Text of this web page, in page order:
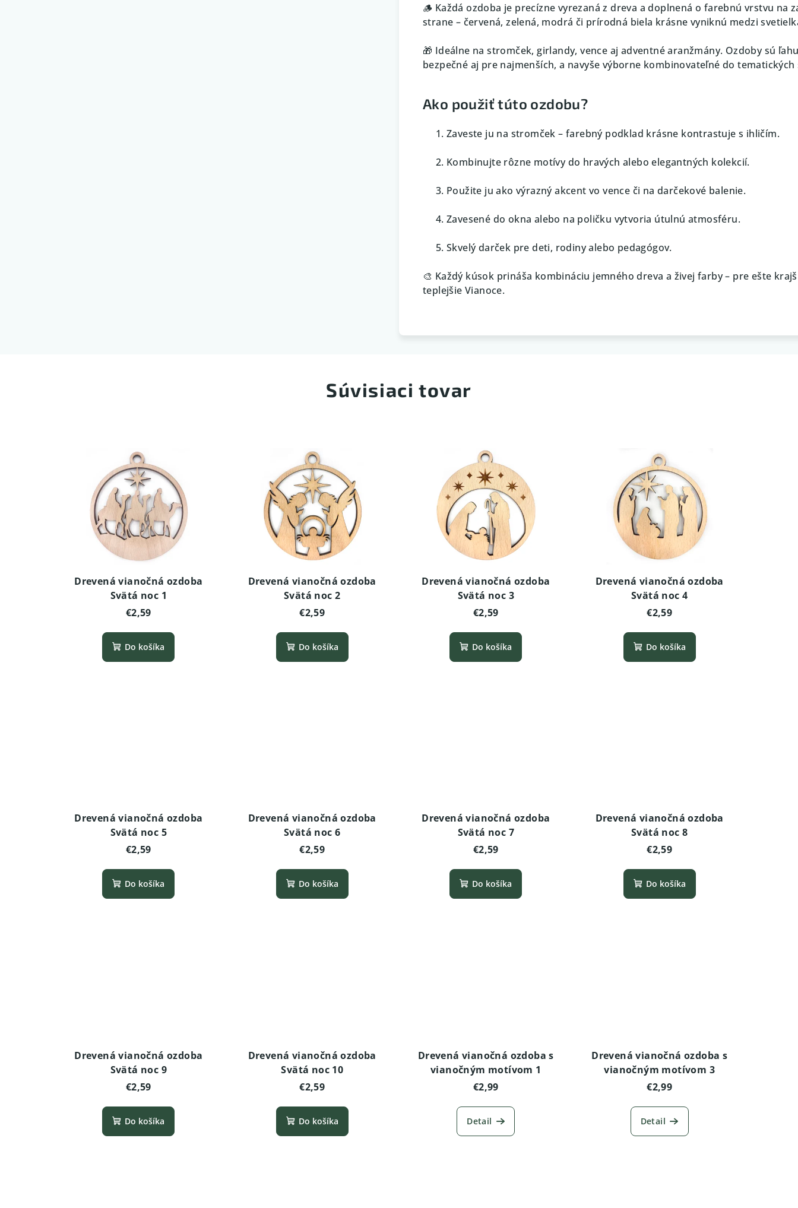
🪵 Každá ozdoba je precízne vyrezaná z dreva a doplnená o farebnú vrstvu na
strane – červená, zelená, modrá či prírodná biela krásne vyniknú medzi
🎁 Ideálne na stromček, girlandy, vence aj adventné aranžmány. Ozdoby sú
bezpečné aj pre najmenších, a navyše výborne kombinovateľné do tematických
Ako použiť túto ozdobu?
Zaveste ju na stromček – farebný podklad krásne kontrastuje s ihličím.
Kombinujte rôzne motívy do hravých alebo elegantných kolekcií.
Použite ju ako výrazný akcent vo vence či na darčekové balenie.
Zavesené do okna alebo na poličku vytvoria útulnú atmosféru.
Skvelý darček pre deti, rodiny alebo pedagógov.
🎨 Každý kúsok prináša kombináciu jemného dreva a živej farby – pre ešte
teplejšie Vianoce.
Súvisiaci tovar
Drevená vianočná ozdoba
Svätá noc 1
€2,59
Do košíka
Drevená vianočná ozdoba
Svätá noc 2
€2,59
Do košíka
Drevená vianočná ozdoba
Svätá noc 3
€2,59
Do košíka
Drevená vianočná ozdoba
Svätá noc 4
€2,59
Do košíka
Drevená vianočná ozdoba
Svätá noc 5
€2,59
Do košíka
Drevená vianočná ozdoba
Svätá noc 6
€2,59
Do košíka
Drevená vianočná ozdoba
Svätá noc 7
€2,59
Do košíka
Drevená vianočná ozdoba
Svätá noc 8
€2,59
Do košíka
Drevená vianočná ozdoba
Svätá noc 9
€2,59
Do košíka
Drevená vianočná ozdoba
Svätá noc 10
€2,59
Do košíka
Drevená vianočná ozdoba s
vianočným motívom 1
€2,99
Detail
Drevená vianočná ozdoba s
vianočným motívom 3
€2,99
Detail